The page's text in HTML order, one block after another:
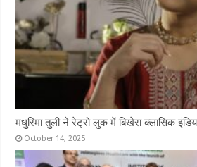
मधुरिमा तुली ने रेट्रो लुक में बिखेरा क्लासिक
October 14, 2025